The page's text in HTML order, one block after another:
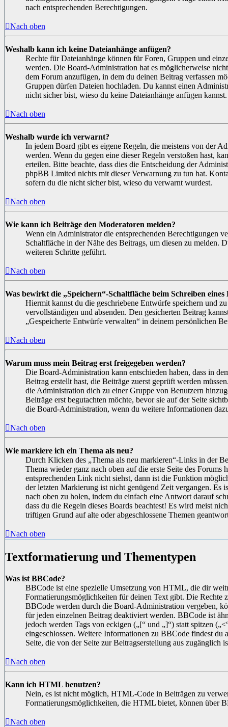
nach entsprechenden Berechtigungen.
Nach oben
Weshalb kann ich keine Dateianhänge anfügen?
Rechte für Dateianhänge können für Foren, Gruppen und
werden. Die Board-Administration hat es möglicherweise
dem Forum anzufügen, in dem du deinen Beitrag verfassen
Gruppen dürfen Dateien hochladen. Du kannst einen
nicht sicher bist, wieso du keine Dateianhänge anfügen kannst.
Nach oben
Weshalb wurde ich verwarnt?
In jedem Board gibt es eigene Regeln, die meistens von der
werden. Wenn du gegen eine dieser Regeln verstoßen hast,
erteilen. Bitte beachte, dass dies die Entscheidung der
phpBB Limited nichts mit dieser Verwarnung zu tun hat.
sofern du die nicht sicher bist, wieso du verwarnt wurdest.
Nach oben
Wie kann ich Beiträge den Moderatoren melden?
Wenn ein Administrator die entsprechenden Berechtigungen
Schaltfläche in der Nähe des Beitrags, um diesen zu melden.
weiteren Schritte geführt.
Nach oben
Was bewirkt die „Speichern“-Schaltfläche beim Schreiben eines
Hiermit kannst du die geschriebene Entwürfe speichern und
vervollständigen und absenden. Den gesicherten Beitrag
„Gespeicherte Entwürfe verwalten“ in deinem persönlichen
Nach oben
Warum muss mein Beitrag erst freigegeben werden?
Die Board-Administration kann entschieden haben, dass in
Beitrag erstellt hast, die Beiträge zuerst geprüft werden
die Administration dich zu einer Gruppe von Benutzern
Beiträge erst begutachten möchte, bevor sie auf der Seite
die Board-Administration, wenn du weitere Informationen
Nach oben
Wie markiere ich ein Thema als neu?
Durch Klicken des „Thema als neu markieren“-Links in der
Thema wieder ganz nach oben auf die erste Seite des Forums
entsprechenden Link nicht siehst, dann ist die Funktion
der letzten Markierung ist nicht genügend Zeit vergangen. Es
nach oben zu holen, indem du einfach eine Antwort darauf
dass du die Regeln dieses Boards beachtest! Es wird meist
triftigen Grund auf alte oder abgeschlossene Themen
Nach oben
Textformatierung und Thementypen
Was ist BBCode?
BBCode ist eine spezielle Umsetzung von HTML, die dir
Formatierungsmöglichkeiten für deinen Text gibt. Die Rechte
BBCode werden durch die Board-Administration vergeben,
für jeden einzelnen Beitrag deaktiviert werden. BBCode ist
jedoch werden Tags von eckigen („[“ und „]“) statt spitzen
eingeschlossen. Weitere Informationen zu BBCode findest du
Seite, die von der Seite zur Beitragserstellung aus zugänglich
Nach oben
Kann ich HTML benutzen?
Nein, es ist nicht möglich, HTML-Code in Beiträgen zu
Formatierungsmöglichkeiten, die HTML bietet, können über
Nach oben